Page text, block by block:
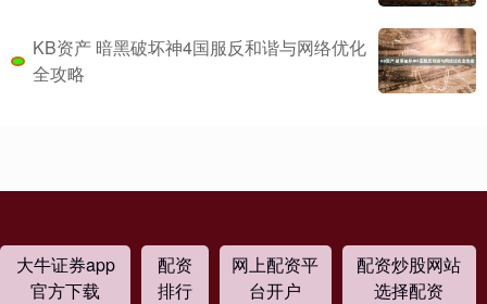
KB资产 暗黑破坏神4国服反和谐与网络优化
全攻略
大牛证券app
官方下载
配资
排行
网上配资平
台开户
配资炒股网站
选择配资